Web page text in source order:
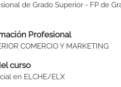
de Grado Superior - FP de
Profesional
COMERCIO Y MARKETING
curso
en ELCHE/ELX